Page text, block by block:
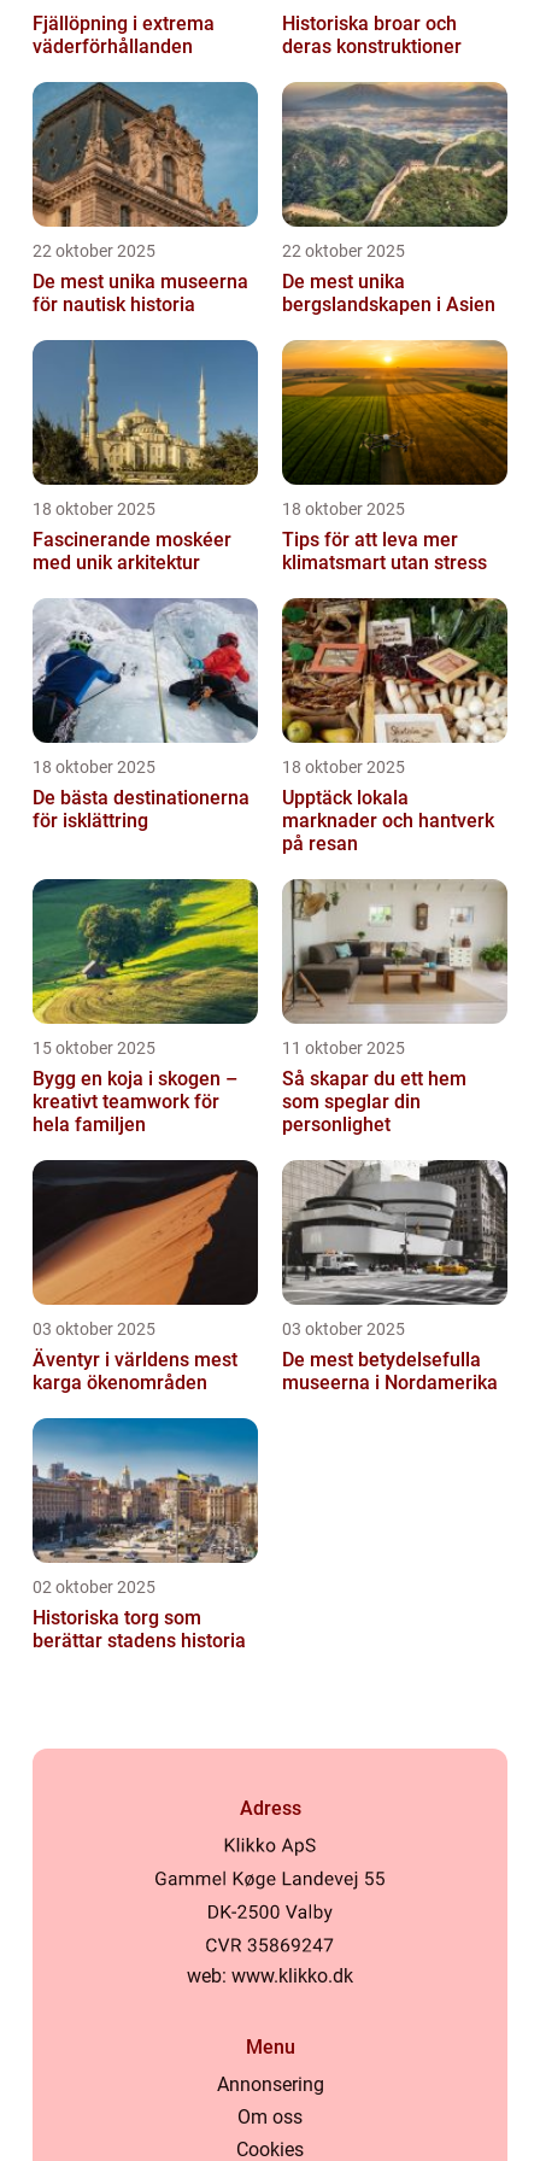
Fjällöpning i extrema
väderförhållanden
Historiska broar och
deras konstruktioner
22 oktober 2025
De mest unika museerna
för nautisk historia
22 oktober 2025
De mest unika
bergslandskapen i Asien
18 oktober 2025
Fascinerande moskéer
med unik arkitektur
18 oktober 2025
Tips för att leva mer
klimatsmart utan stress
18 oktober 2025
De bästa destinationerna
för isklättring
18 oktober 2025
Upptäck lokala
marknader och hantverk
på resan
15 oktober 2025
Bygg en koja i skogen –
kreativt teamwork för
hela familjen
11 oktober 2025
Så skapar du ett hem
som speglar din
personlighet
03 oktober 2025
Äventyr i världens mest
karga ökenområden
03 oktober 2025
De mest betydelsefulla
museerna i Nordamerika
02 oktober 2025
Historiska torg som
berättar stadens historia
Adress
web: www.klikko.dk
Menu
Annonsering
Om oss
Cookies